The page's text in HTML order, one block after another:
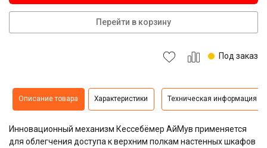
Перейти в корзину
Под заказ
Описание товара Характеристики Техническая информация
Инновационный механизм Кессебёмер АйМув применяется
для облегчения доступа к верхним полкам настенных шкафов